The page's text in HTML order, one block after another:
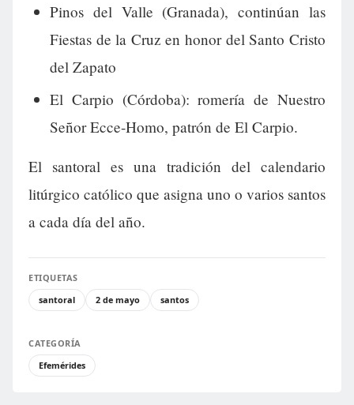
Pinos del Valle (Granada), continúan las
Fiestas de la Cruz en honor del Santo Cristo
del Zapato
El Carpio (Córdoba): romería de Nuestro
Señor Ecce-Homo, patrón de El Carpio.
El santoral es una tradición del calendario
litúrgico católico que asigna uno o varios santos
a cada día del año.
ETIQUETAS
santoral
2 de mayo santos
CATEGORÍA
Efemérides